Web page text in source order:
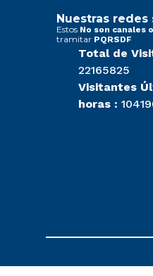
Nuestras redes
Estos No son canales
tramitar PQRSDF
Total de
22165825
Visitantes
horas :